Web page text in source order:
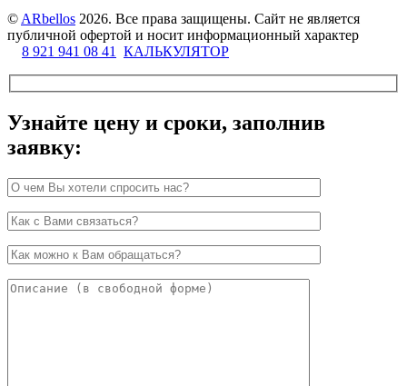
© ARbellos 2026. Все права защищены. Сайт не является
публичной офертой и носит информационный характер
8 921 941 08 41
КАЛЬКУЛЯТОР
Узнайте цену и сроки, заполнив
заявку: